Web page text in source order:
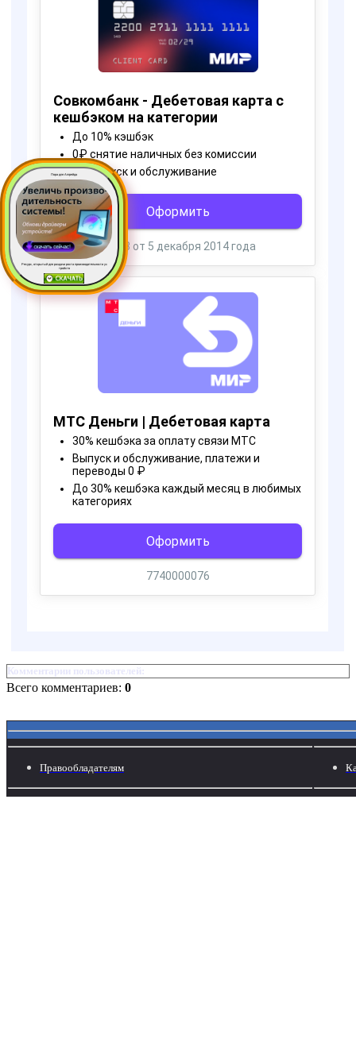
Пора для Апгрейда
Ресурс, открытый для раздачи роста производительности ус
тройств
Комментарии пользователей:
Всего комментариев: 0
Правообладателям